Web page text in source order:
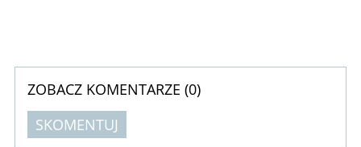
ZOBACZ KOMENTARZE (0)
SKOMENTUJ